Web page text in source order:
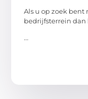
Als u op zoek
bedrijfsterrein
...